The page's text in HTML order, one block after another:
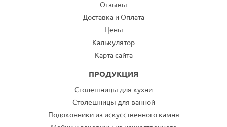
Отзывы
Доставка и Оплата
Цены
Калькулятор
Карта сайта
ПРОДУКЦИЯ
Столешницы для кухни
Столешницы для ванной
Подоконники из искусственного камня